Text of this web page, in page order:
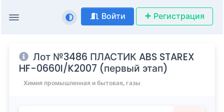
Войти Регистрация
Лот №3486 ПЛАСТИК ABS STAREX
HF-0660I/K2007 (первый этап)
Химия промышленная и бытовая, газы